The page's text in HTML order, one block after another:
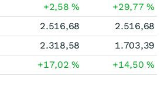
+2,58% +29,77%
2.516,68
2.516,68
2.318,58
1.703,39
+17,02% +14,50%